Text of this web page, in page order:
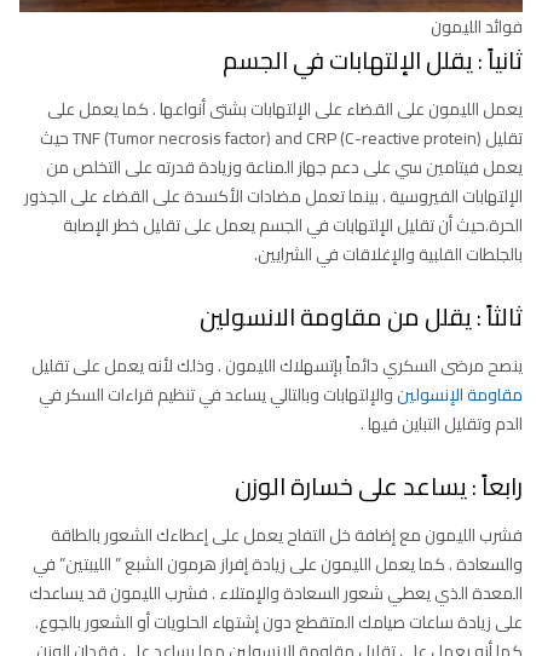
فوائد الليمون
ثانياً : يقلل الإلتهابات في الجسم
يعمل الليمون على القضاء على الإلتهابات بشتى أنواعها . كما يعمل على
تقليل TNF (Tumor necrosis factor) and CRP (C-reactive protein) حيث
يعمل فيتامين سي على دعم جهاز المناعة وزيادة قدرته على التخلص من
الإلتهابات الفيروسية . بينما تعمل مضادات الأكسدة على القضاء على الجذور
الحرة.حيث أن تقليل الإلتهابات في الجسم يعمل على تقليل خطر الإصابة
بالجلطات القلبية والإغلاقات في الشرايين.
ثالثاً : يقلل من مقاومة الانسولين
ينصح مرضى السكري دائماً بإتسهلاك الليمون . وذلك لأنه يعمل على تقليل
مقاومة الإنسولينوالإلتهابات وبالتالي يساعد في تنظيم قراءات السكر في
الدم وتقليل التباين فيها .
رابعاً : يساعد على خسارة الوزن
فشرب الليمون مع إضافة خل التفاح يعمل على إعطاءك الشعور بالطاقة
والسعادة . كما يعمل الليمون على زيادة إفراز هرمون الشبع ” الليبتين” في
المعدة الذي يعطي شعور السعادة والإمتلاء . فشرب الليمون قد يساعدك
على زيادة ساعات صيامك المتقطع دون إشتهاء الحلويات أو الشعور بالجوع.